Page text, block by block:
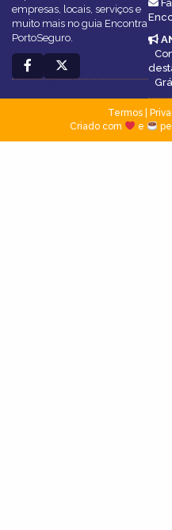
empresas, locais, serviços e
muito mais no guia Encontra
PortoSeguro.
Termos|
Criado com
e